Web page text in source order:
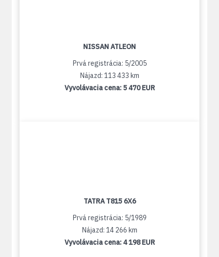
NISSAN ATLEON
Prvá registrácia: 5/2005
Nájazd: 113 433 km
Vyvolávacia cena:5 470 EUR
TATRA T815 6X6
Prvá registrácia: 5/1989
Nájazd: 14 266 km
Vyvolávacia cena:4 198 EUR